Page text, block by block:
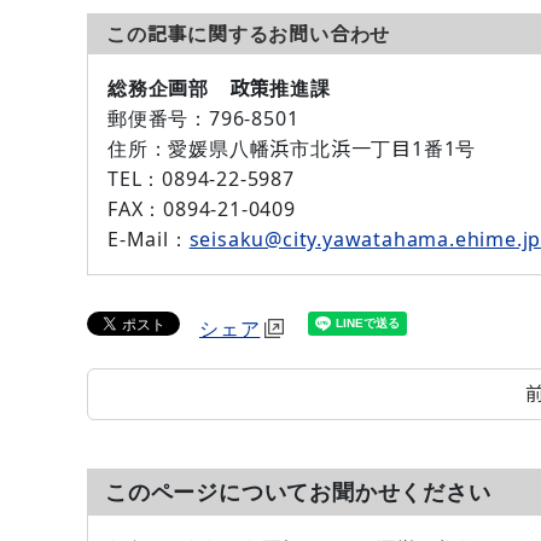
この記事に関するお問い合わせ
総務企画部 政策推進課
郵便番号： 796-8501
住所：愛媛県八幡浜市北浜一丁目1番1号
TEL：0894-22-5987
FAX：0894-21-0409
E-Mail： seisaku@city.yawatahama.ehime.jp
シェア
このページについてお聞かせください